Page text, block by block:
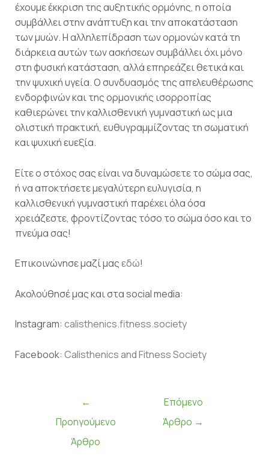
έχουμε έκκριση της αυξητικής ορμόνης, η οποία
συμβάλλει στην ανάπτυξη και την αποκατάσταση
των μυών. Η αλληλεπίδραση των ορμονών κατά τη
διάρκεια αυτών των ασκήσεων συμβάλλει όχι μόνο
στη φυσική κατάσταση, αλλά επηρεάζει θετικά και
την ψυχική υγεία. Ο συνδυασμός της απελευθέρωσης
ενδορφινών και της ορμονικής ισορροπίας
καθιερώνει την καλλισθενική γυμναστική ως μια
ολιστική πρακτική, ευθυγραμμίζοντας τη σωματική
και ψυχική ευεξία.
Είτε ο στόχος σας είναι να δυναμώσετε το σώμα σας,
ή να αποκτήσετε μεγαλύτερη ευλυγισία, η
καλλισθενική γυμναστική παρέχει όλα όσα
χρειάζεστε, φροντίζοντας τόσο το σώμα όσο και το
πνεύμα σας!
Επικοινώνησε μαζί μαςεδώ!
Ακολoύθησέ μας και στα social media:
Instagram: calisthenics.fitness.society
Facebook: Calisthenics and Fitness Society
←
Προηγούμενο
Άρθρο
Επόμενο
Άρθρο →